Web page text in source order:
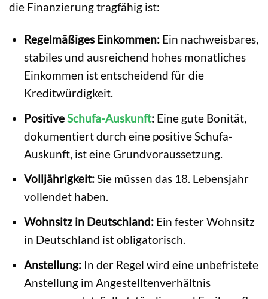
die Finanzierung tragfähig ist:
Regelmäßiges Einkommen:Ein nachweisbares,
stabiles und ausreichend hohes monatliches
Einkommen ist entscheidend für die
Kreditwürdigkeit.
PositiveSchufa-Auskunft:Eine gute Bonität,
dokumentiert durch eine positive Schufa-
Auskunft, ist eine Grundvoraussetzung.
Volljährigkeit:Sie müssen das 18. Lebensjahr
vollendet haben.
Wohnsitz in Deutschland:Ein fester Wohnsitz
in Deutschland ist obligatorisch.
Anstellung:In der Regel wird eine unbefristete
Anstellung im Angestelltenverhältnis